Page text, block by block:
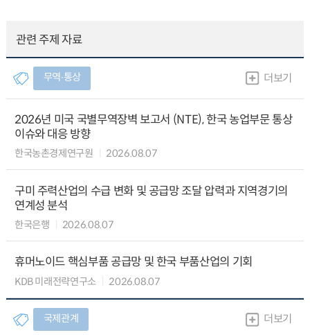
관련 주제 자료
무역∙통상 더보기
2026년 미국 국별무역장벽 보고서 (NTE), 한국 농업부문 통상
이슈와 대응 방향
한국농촌경제연구원 2026.08.07
구미 주력산업의 수급 변화 및 공급망 조달 압력과 지역경기의
연계성 분석
한국은행 2026.08.07
휴머노이드 핵심부품 공급망 및 한국 부품산업의 기회
KDB 미래전략연구소 2026.08.07
국제관계 더보기